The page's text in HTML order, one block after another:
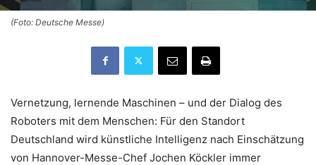
(Foto: Deutsche Messe)
Vernetzung, lernende Maschinen – und der Dialog des
Roboters mit dem Menschen: Für den Standort
Deutschland wird künstliche Intelligenz nach Einschätzung
von Hannover-Messe-Chef Jochen Köckler immer